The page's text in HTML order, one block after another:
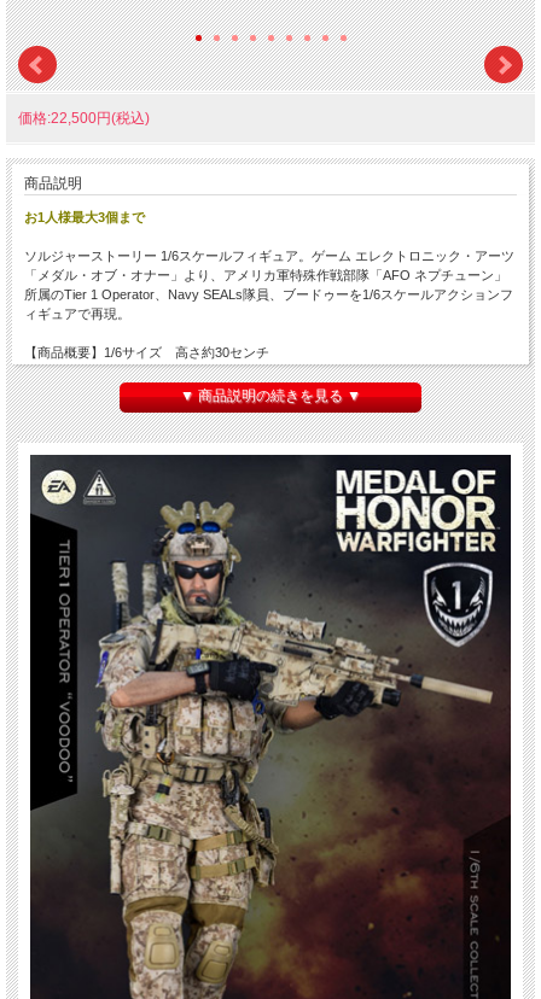
価格:22,500円(税込)
商品説明
お1人様最大3個まで
ソルジャーストーリー 1/6スケールフィギュア。ゲーム エレクトロニック・アーツ
「メダル・オブ・オナー」より、アメリカ軍特殊作戦部隊「AFO ネプチューン」
所属のTier 1 Operator、Navy SEALs隊員、ブードゥーを1/6スケールアクションフ
ィギュアで再現。
【商品概要】1/6サイズ 高さ約30センチ
【付属品】
1/6 HEADGEAR Ops Core FAST Maritime ballistic helmet (AOR1 pattern hydro dip)
Wilcox L4 G19 mount /w horn GPNVG18 night vision goggles (LED ver.) LED light
cover x 2 Contour HD helmet camera Princeton Tec MPLS rail light S&S Manta
strobe S&S V-LITE (red) S&S V-LITE (blue) Kaenon sunglasses (smoke lens)
HEADSCULPT Life live Medal Of Honor Voodoo headsculpt BODY S2.5 BODY
Weapon holding bare hand (1 Pair) Relaxed bare hand (1 Pair) Bare Feet (1 Pair)
UNIFORM Crye Precision Navy custom G3 combat shirt (sleeves cut) Crye
Precision Navy custom combat shirt Crye Precision knee pad (1 pair) Brown T-shirt
Inner vest CQB/Rigger's belt Merrell hiking boots (sewing) Black/Tan shemagh
desert scarf TACTICAL GEAR LBT AOR1 6094K M4 front panel LBT AOR1 6094A
back panel LBT AOR1 6094 shoulder pads (1 pair) LBT AOR1 6094 Cummerbund
EI AOR1 hand grenade pouch S&S AOR1 vertical tourniquet pouch S&S AOR1
tourniquet LBT AOR1 NVG pouch LBT AOR1 NVG pouch (medic pouch custom)
LBT AOR1 hydro carrier EI AOR1 charge pouch EI AOR1 canteen pouch EI AOR1
Double 9mm pouch EI AOR1 Leg panel EI AOR1 40mm pouch x 6 Crye AOR1 small
utility pouch Crye AOR1 40mm pouch LBT 9022b AOR1 medic pouch Armor plate x
2 Yates Gear personal retention lanyard w/ Kong clip M67 hand grenade MK13 MOD
0 flash bang X 2 Tactical light stick (short) x 3 Tactical light stick (red / long) Trauma
shear (blue) Rite in rain note book (tan) Garmin foretrex 101 GPS /w wristband
Tactical bolt cutters /w AOR1 camo spray & grip tape Plastic handcuffs x 3
Carabiner (small) Carabiner (large) Explosive breaching charge Hydration drink
tube Hydration drink tube cover Yellow ball pen Waterproof pen SOG Voodoo hawk
SOG Voodoo hawk sheath Winkler belt knife Winkler knife sheath Water bottle C-A-
T combat application tourniquet Tactical gloved weapon hand (1 pair) MK54 MOD0
Firing device hand held G-shock watch COMMUNICATION PRC148 tactical radio
PRC148 extension cable PRC148 blade antenna Atlantic signal dominator II headset
Atlantic signal dominator II PTT box WEAPON FN MK17 MOD0 7.62 rifle (AOR1
camo spray) FN MK17 MOD0 front / rear iron sight FN MK17 rifle magazine x4 FNH
ECP flash hider FN MK17 suppressor FN EGLM grenade launcher (AOR1 camo
spray) Insight SU-233 weapon light Insight dual pressure switch Elcan specter dr
▼ 商品説明の続きを見る ▼